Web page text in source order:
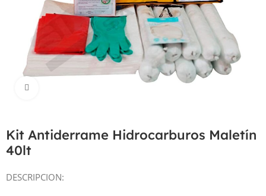
Kit Antiderrame Hidrocarburos Maletín
40lt
DESCRIPCION: